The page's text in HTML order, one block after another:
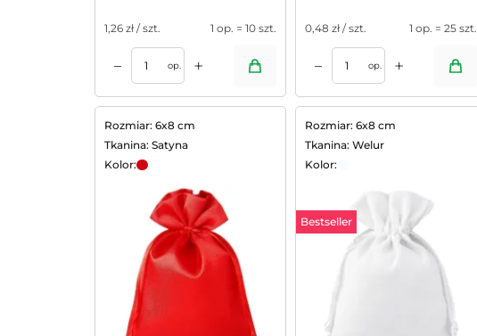
1,26 zł / szt. 1 op. = 10 szt.
– op. +
0,48 zł / szt. 1 op. = 25 szt.
– op. +
Dodaj do koszyka
Rozmiar: 6x8 cm
Tkanina: Satyna
Kolor:
Rozmiar: 6x8 cm
Tkanina: Welur
Kolor:
Bestseller